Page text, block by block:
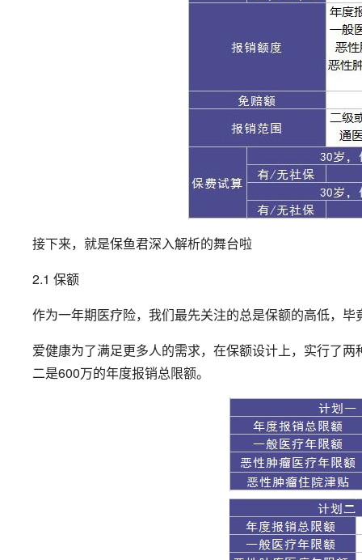
接下来，就是保鱼君深入解析的舞台啦
2.1 保额
作为一年期医疗险，我们最先关注的总是保额的高低，
爱健康为了满足更多人的需求，在保额设计上，实行了
二是600万的年度报销总限额。